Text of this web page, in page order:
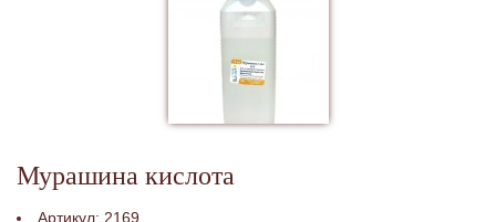
Мурашина кислота
Артикул: 2169